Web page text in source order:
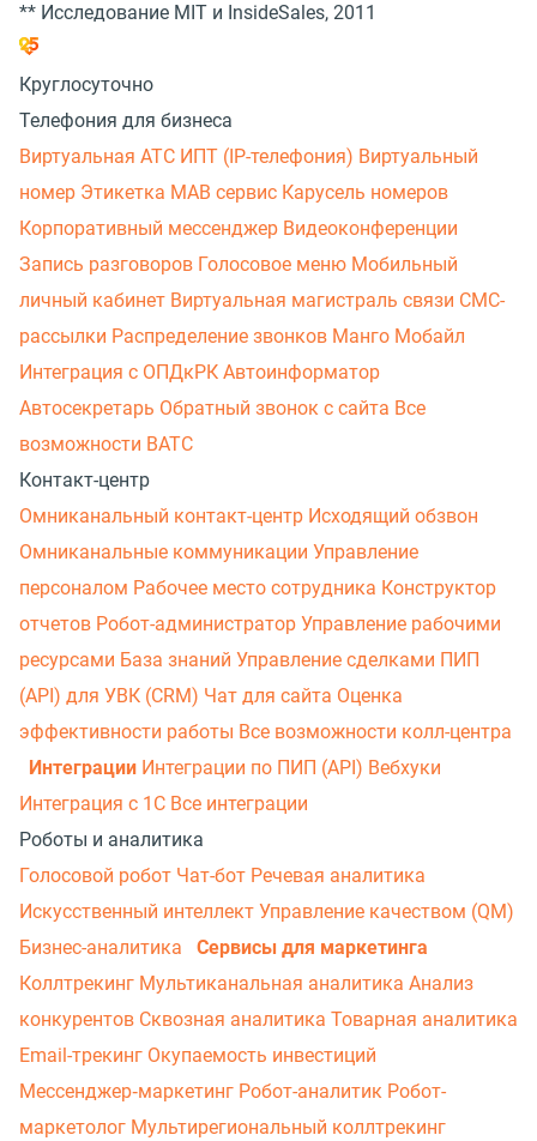
** Исследование MIT и InsideSales, 2011
Круглосуточно
Телефония для бизнеса
Виртуальная АТС ИПТ (IP-телефония) Виртуальный
номер Этикетка МАВ сервис Карусель номеров
Корпоративный мессенджер Видеоконференции
Запись разговоров Голосовое меню Мобильный
личный кабинет Виртуальная магистраль связи СМС-
рассылки Распределение звонков Манго Мобайл
Интеграция с ОПДкРК Автоинформатор
Автосекретарь Обратный звонок с сайта Все
возможности ВАТС
Контакт-центр
Омниканальный контакт-центр Исходящий обзвон
Омниканальные коммуникации Управление
персоналом Рабочее место сотрудника Конструктор
отчетов Робот-администратор Управление рабочими
ресурсами База знаний Управление сделками ПИП
(API) для УВК (CRM) Чат для сайта Оценка
эффективности работы Все возможности колл-центра
Интеграции Интеграции по ПИП (API) Вебхуки
Интеграция с 1С Все интеграции
Роботы и аналитика
Голосовой робот Чат-бот Речевая аналитика
Искусственный интеллект Управление качеством (QM)
Бизнес-аналитика
Сервисы для маркетинга
Коллтрекинг Мультиканальная аналитика Анализ
конкурентов Сквозная аналитика Товарная аналитика
Email-трекинг Окупаемость инвестиций
Мессенджер‑маркетинг Робот-аналитик Робот-
маркетолог Мультирегиональный коллтрекинг